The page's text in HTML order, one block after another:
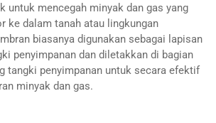
untuk mencegah minyak dan gas yang
ke dalam tanah atau lingkungan
biasanya digunakan sebagai lapisan
penyimpanan dan diletakkan di bagian
tangki penyimpanan untuk secara efektif
minyak dan gas.